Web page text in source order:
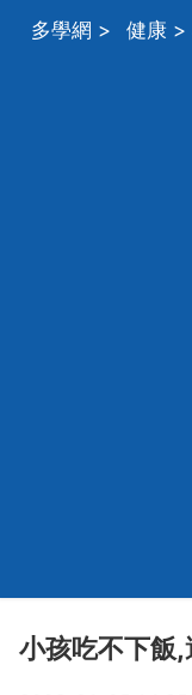
多學網 > 健康 >
小孩吃不下飯